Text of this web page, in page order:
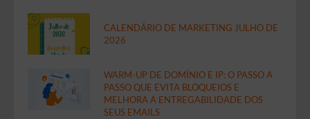
CALENDÁRIO DE MARKETING JULHO DE
2026
WARM-UP DE DOMÍNIO E IP: O PASSO A
PASSO QUE EVITA BLOQUEIOS E
MELHORA A ENTREGABILIDADE DOS
SEUS EMAILS